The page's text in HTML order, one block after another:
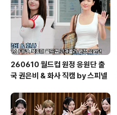
260610 월드컵 원정 응원단 출
국 권은비 & 화사 직캠 by 스피넬